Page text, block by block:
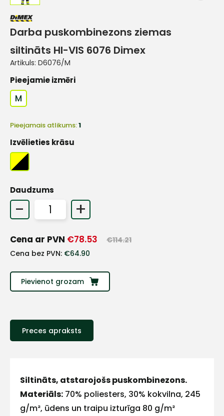
Darba puskombinezons ziemas
siltināts HI-VIS 6076 Dimex
Artikuls: D6076/M
Pieejamie izmēri
M
Pieejamais atlikums:1
Izvēlieties krāsu
Daudzums
- +
Cena ar PVN €78.53 €114.21
Cena bez PVN: €64.90
Pievienot grozam
Preces apraksts
Siltināts, atstarojošs puskombinezons.
Materiāls: 70% poliesters, 30% kokvilna, 245
g/m², ūdens un traipu izturīga 80 g/m²
Sazinies
E-pasts
+